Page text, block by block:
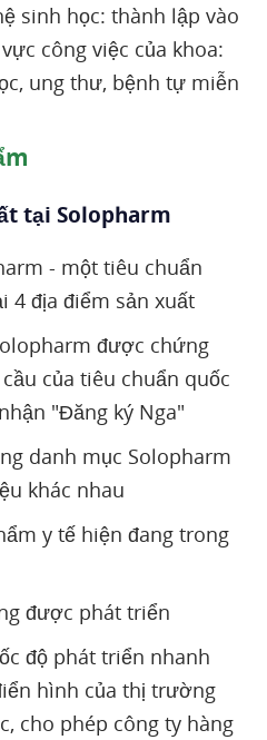
sinh học: thành lập vào
công việc của khoa:
ung thư, bệnh tự miễn
tại Solopharm
- một tiêu chuẩn
4 địa điểm sản xuất
được chứng
của tiêu chuẩn quốc
"Đăng ký Nga"
danh mục Solopharm
khác nhau
y tế hiện đang trong
được phát triển
độ phát triển nhanh
hình của thị trường
cho phép công ty hàng